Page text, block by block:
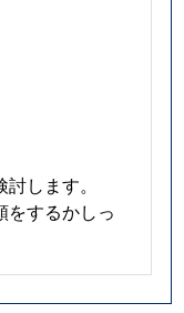
します。
をするかしっ